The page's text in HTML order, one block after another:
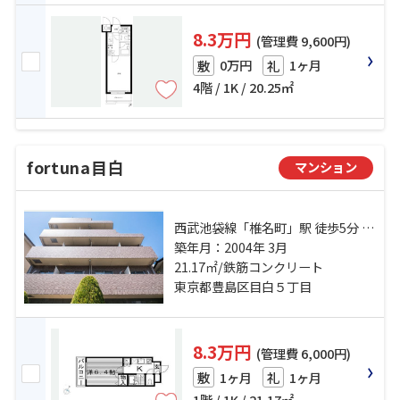
8.3万円 (管理費 9,600円)
敷 0万円 礼 1ヶ月
4階 / 1K / 20.25㎡
fortuna目白 マンション
西武池袋線「椎名町」駅 徒歩5分 山
手線「目白」駅 徒歩12分 西武新宿
線「下落合」駅 徒歩13分
築年月：2004年 3月
21.17㎡/鉄筋コンクリート
東京都豊島区目白５丁目
8.3万円 (管理費 6,000円)
敷 1ヶ月 礼 1ヶ月